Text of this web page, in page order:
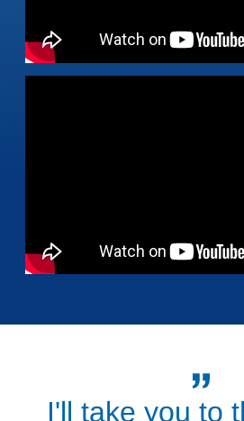
I'll take you to